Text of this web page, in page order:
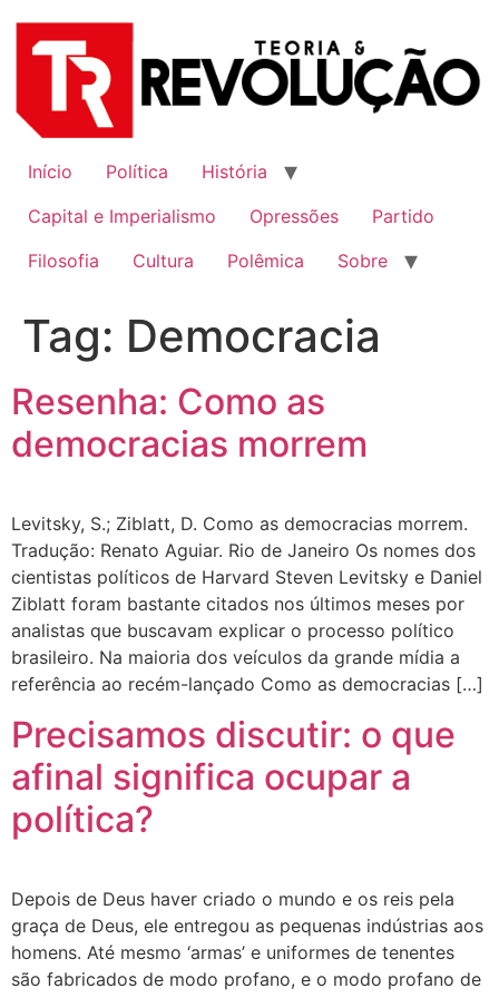
para
Início Política
História
Capital e Imperialismo
Opressões
Partido
Filosofia
Cultura Polêmica Sobre
Tag: Democracia
Resenha: Como as
democracias morrem
Levitsky, S.; Ziblatt, D. Como as democracias morrem.
Tradução: Renato Aguiar. Rio de Janeiro Os nomes dos
cientistas políticos de Harvard Steven Levitsky e Daniel
Ziblatt foram bastante citados nos últimos meses por
analistas que buscavam explicar o processo político
brasileiro. Na maioria dos veículos da grande mídia a
referência ao recém-lançado Como as democracias […]
Precisamos discutir: o que
afinal significa ocupar a
política?
Depois de Deus haver criado o mundo e os reis pela
graça de Deus, ele entregou as pequenas indústrias aos
homens. Até mesmo ‘armas’ e uniformes de tenentes
são fabricados de modo profano, e o modo profano de